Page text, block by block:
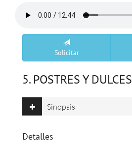
Solicitar
5. POSTRES Y DULCES
Sinopsis
Detalles